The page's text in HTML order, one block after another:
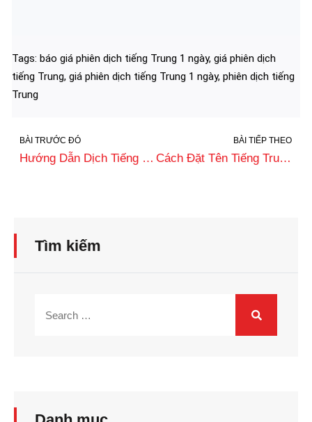
Tags: báo giá phiên dịch tiếng Trung 1 ngày, giá phiên dịch
tiếng Trung, giá phiên dịch tiếng Trung 1 ngày, phiên dịch tiếng
Trung
BÀI TRƯỚC ĐÓ
Hướng Dẫn Dịch Tiếng Trung Trên Zalo Chính Xác, Nhanh Nhất
BÀI TIẾP THEO
Cách Đặt Tên Tiếng Trung Của Bạn Theo Ngày Tháng Năm Sinh
Tìm kiếm